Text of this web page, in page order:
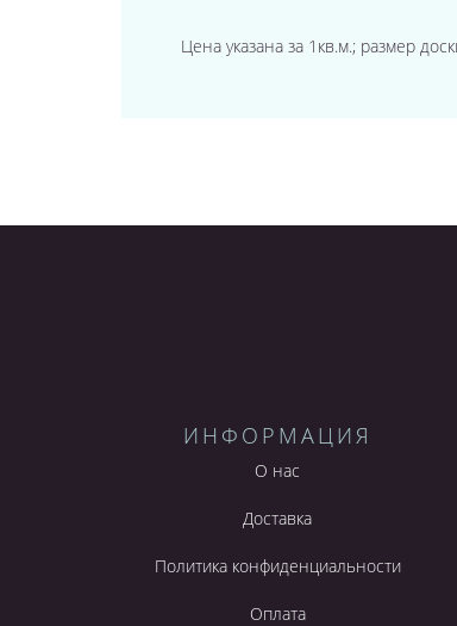
Цена указана за 1кв.м.; размер
ИНФОРМАЦИЯ
О нас
Доставка
Политика конфиденциальности
Оплата